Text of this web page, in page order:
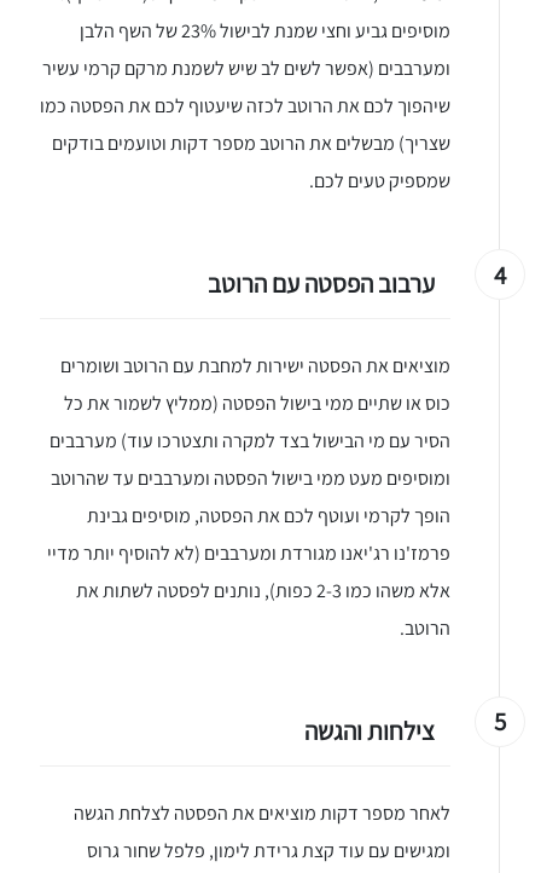
אותי באינסטגרם
מוסיפים גביע וחצי שמנת לבישול 23% של השף הלבן
ומערבבים (אפשר לשים לב שיש לשמנת מרקם קרמי עשיר
שיהפוך לכם את הרוטב לכזה שיעטוף לכם את הפסטה כמו
שצריך) מבשלים את הרוטב מספר דקות וטועמים בודקים
שמספיק טעים לכם.
4 ערבוב הפסטה עם הרוטב
מוציאים את הפסטה ישירות למחבת עם הרוטב ושומרים
כוס או שתיים ממי בישול הפסטה (ממליץ לשמור את כל
הסיר עם מי הבישול בצד למקרה ותצטרכו עוד) מערבבים
ומוסיפים מעט ממי בישול הפסטה ומערבבים עד שהרוטב
הופך לקרמי ועוטף לכם את הפסטה, מוסיפים גבינת
פרמז'נו רג'יאנו מגורדת ומערבבים (לא להוסיף יותר מדיי
אלא משהו כמו 2-3 כפות), נותנים לפסטה לשתות את
הרוטב.
5 צילחות והגשה
לאחר מספר דקות מוציאים את הפסטה לצלחת הגשה
ומגישים עם עוד קצת גרידת לימון, פלפל שחור גרוס